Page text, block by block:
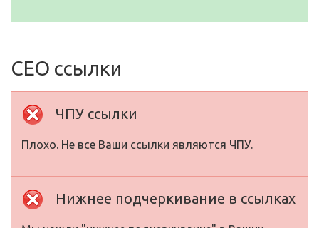
СЕО ссылки
ЧПУ ссылки
Плохо. Не все Ваши ссылки являются ЧПУ.
Нижнее подчеркивание в ссылках